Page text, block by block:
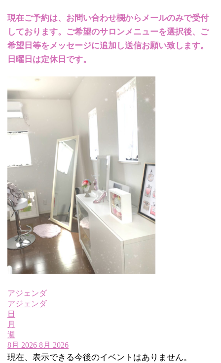
現在ご予約は、お問い合わせ欄からメールのみで受付
しております。ご希望のサロンメニューを選択後、ご
希望日等をメッセージに追加し送信お願い致します。
日曜日は定休日です。
アジェンダ
アジェンダ
日
月
週
8月 2026 8月 2026
現在、表示できる今後のイベントはありません。